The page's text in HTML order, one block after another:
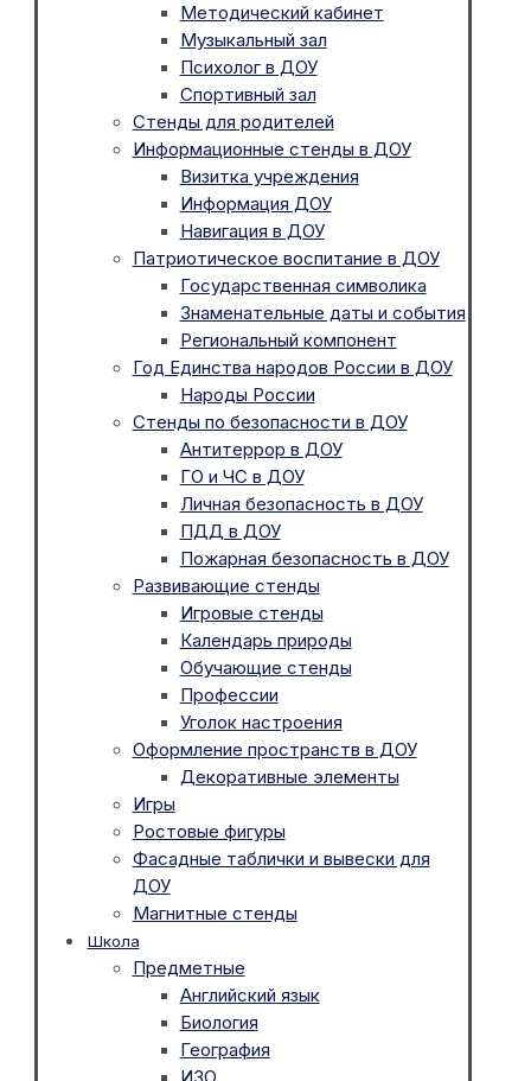
Методический кабинет
Музыкальный зал
Психолог в ДОУ
Спортивный зал
Стенды для родителей
Информационные стенды в ДОУ
Визитка учреждения
Информация ДОУ
Навигация в ДОУ
Патриотическое воспитание в ДОУ
Государственная символика
Знаменательные даты и события
Региональный компонент
Год Единства народов России в ДОУ
Народы России
Стенды по безопасности в ДОУ
Антитеррор в ДОУ
ГО и ЧС в ДОУ
Личная безопасность в ДОУ
ПДД в ДОУ
Пожарная безопасность в ДОУ
Развивающие стенды
Игровые стенды
Календарь природы
Обучающие стенды
Профессии
Уголок настроения
Оформление пространств в ДОУ
Декоративные элементы
Игры
Ростовые фигуры
Фасадные таблички и вывески для
ДОУ
Магнитные стенды
Школа
Предметные
Английский язык
Биология
География